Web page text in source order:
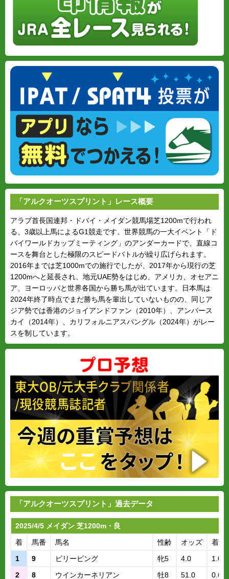
「アルクオーツスプリント」レース概要
アラブ首長国連邦・ドバイ・メイダン競馬場芝1200mで行われ
る、3歳以上馬によるG1競走です。世界競馬の一大イベント「ド
バイワールドカップミーティング」のアンダーカードで、直線コ
ースを舞台とした極限のスピードバトルが繰り広げられます。
2016年までは芝1000mでの施行でしたが、2017年から現行の芝
1200mへと延長され、地元UAE勢をはじめ、アメリカ、オセアニ
ア、ヨーロッパと世界各国から勝ち馬が出ています。日本馬は
2024年終了時点でまだ勝ち馬を輩出していないものの、同じア
ジア勢では香港のジョイアンドファン（2010年）、アンバース
カイ（2014年）、カリフォルニアスパングル（2024年）がレー
スを制しています。
「アルクオーツスプリント」過去データ
2025/4/5 メイダン 芝1200m・良
着
馬番 馬名 性齢 オッズ
着差
1
9 ビリービング 牝5 4.0
2
8 ウインカーネリアン 牡8 51.0
0.68